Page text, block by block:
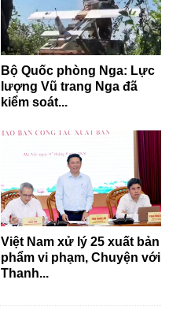
Bộ Quốc phòng Nga: Lực
lượng Vũ trang Nga đã
kiểm soát...
Việt Nam xử lý 25 xuất bản
phẩm vi phạm, Chuyện với
Thanh...